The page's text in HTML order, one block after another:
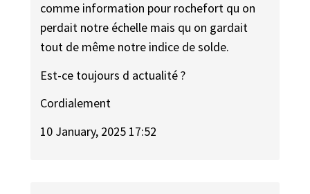
comme information pour rochefort qu on
perdait notre échelle mais qu on gardait
tout de même notre indice de solde.
Est-ce toujours d actualité ?
Cordialement
10 January, 2025 17:52